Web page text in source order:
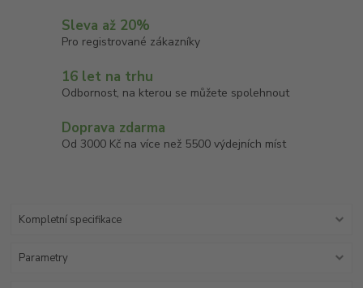
Sleva až 20%
Pro registrované zákazníky
16 let na trhu
Odbornost, na kterou se můžete spolehnout
Doprava zdarma
Od 3000 Kč na více než 5500 výdejních míst
Kompletní specifikace
Parametry